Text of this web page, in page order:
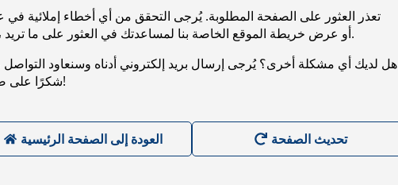
تعذر العثور على الصفحة المطلوبة. يُرجى التحقق من أي أخطاء إملائية في
URL، أو عرض خريطة الموقع الخاصة بنا لمساعدتك في العثور على ما تريد.
هل لديك أي مشكلة أخرى؟ يُرجى إرسال بريد إلكتروني أدناه وسنعاود
شكرًا على صبرك!
العودة إلى الصفحة الرئيسية